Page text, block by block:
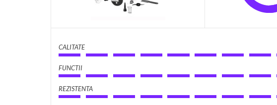
CALITATE
FUNCTII
REZISTENTA